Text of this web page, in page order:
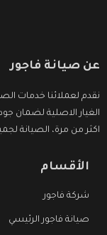
عن صيانة فاجور
نقدم لعملائنا خدمات
الغيار الاصلية لضمان
اكثر من مرة، الصيانة
الأقسام
شركة فاجور
صيانة فاجور الرئيسي